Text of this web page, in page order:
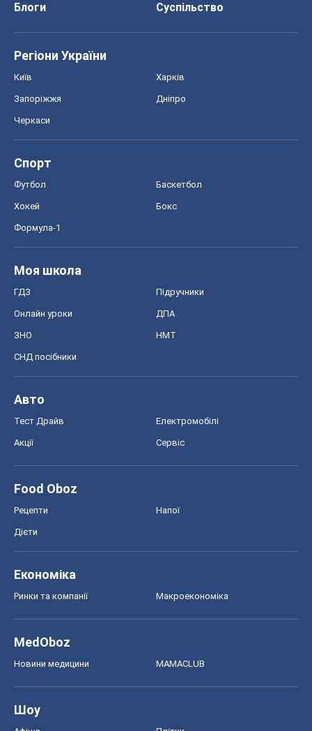
Блоги
Суспільство
Регіони України
Київ Харків
Запоріжжя Дніпро
Черкаси
Спорт
Футбол Баскетбол
Хокей Бокс
Формула-1
Моя школа
ГДЗ Підручники
Онлайн уроки ДПА
ЗНО НМТ
СНД посібники
Авто
Тест Драйв Електромобілі
Акції Сервіс
Food Oboz
Рецепти Напої
Дієти
Економіка
Ринки та компанії Макроекономіка
MedOboz
Новини медицини MAMACLUB
Шоу